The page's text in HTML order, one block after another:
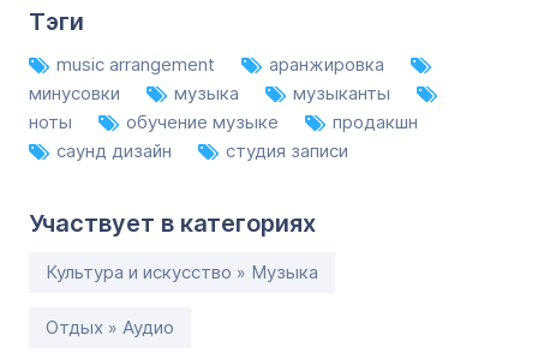
Тэги
music arrangement
аранжировка
минусовки
музыка
музыканты
ноты
обучение музыке
продакшн
саунд дизайн
студия записи
Участвует в категориях
Культура и искусство » Музыка
Отдых » Аудио